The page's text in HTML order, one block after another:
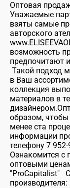
Оптовая
Уважаемые
взяты самые
авторского
возможность
предпочитают
Такой подход
в Ваш
коллекция
материалов в
образом,
менее ста
информации
телефону 7
Ознакомится с
оптовыми
"ProCapitalist"
производителя: